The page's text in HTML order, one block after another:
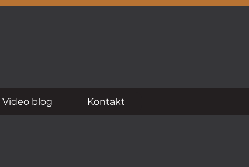
Video blog Kontakt